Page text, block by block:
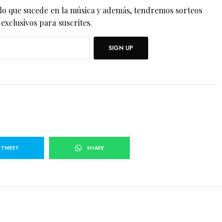
que sucede en la música y además, tendremos sorteos
exclusivos para suscrites.
SIGN UP
TWEET SHARE